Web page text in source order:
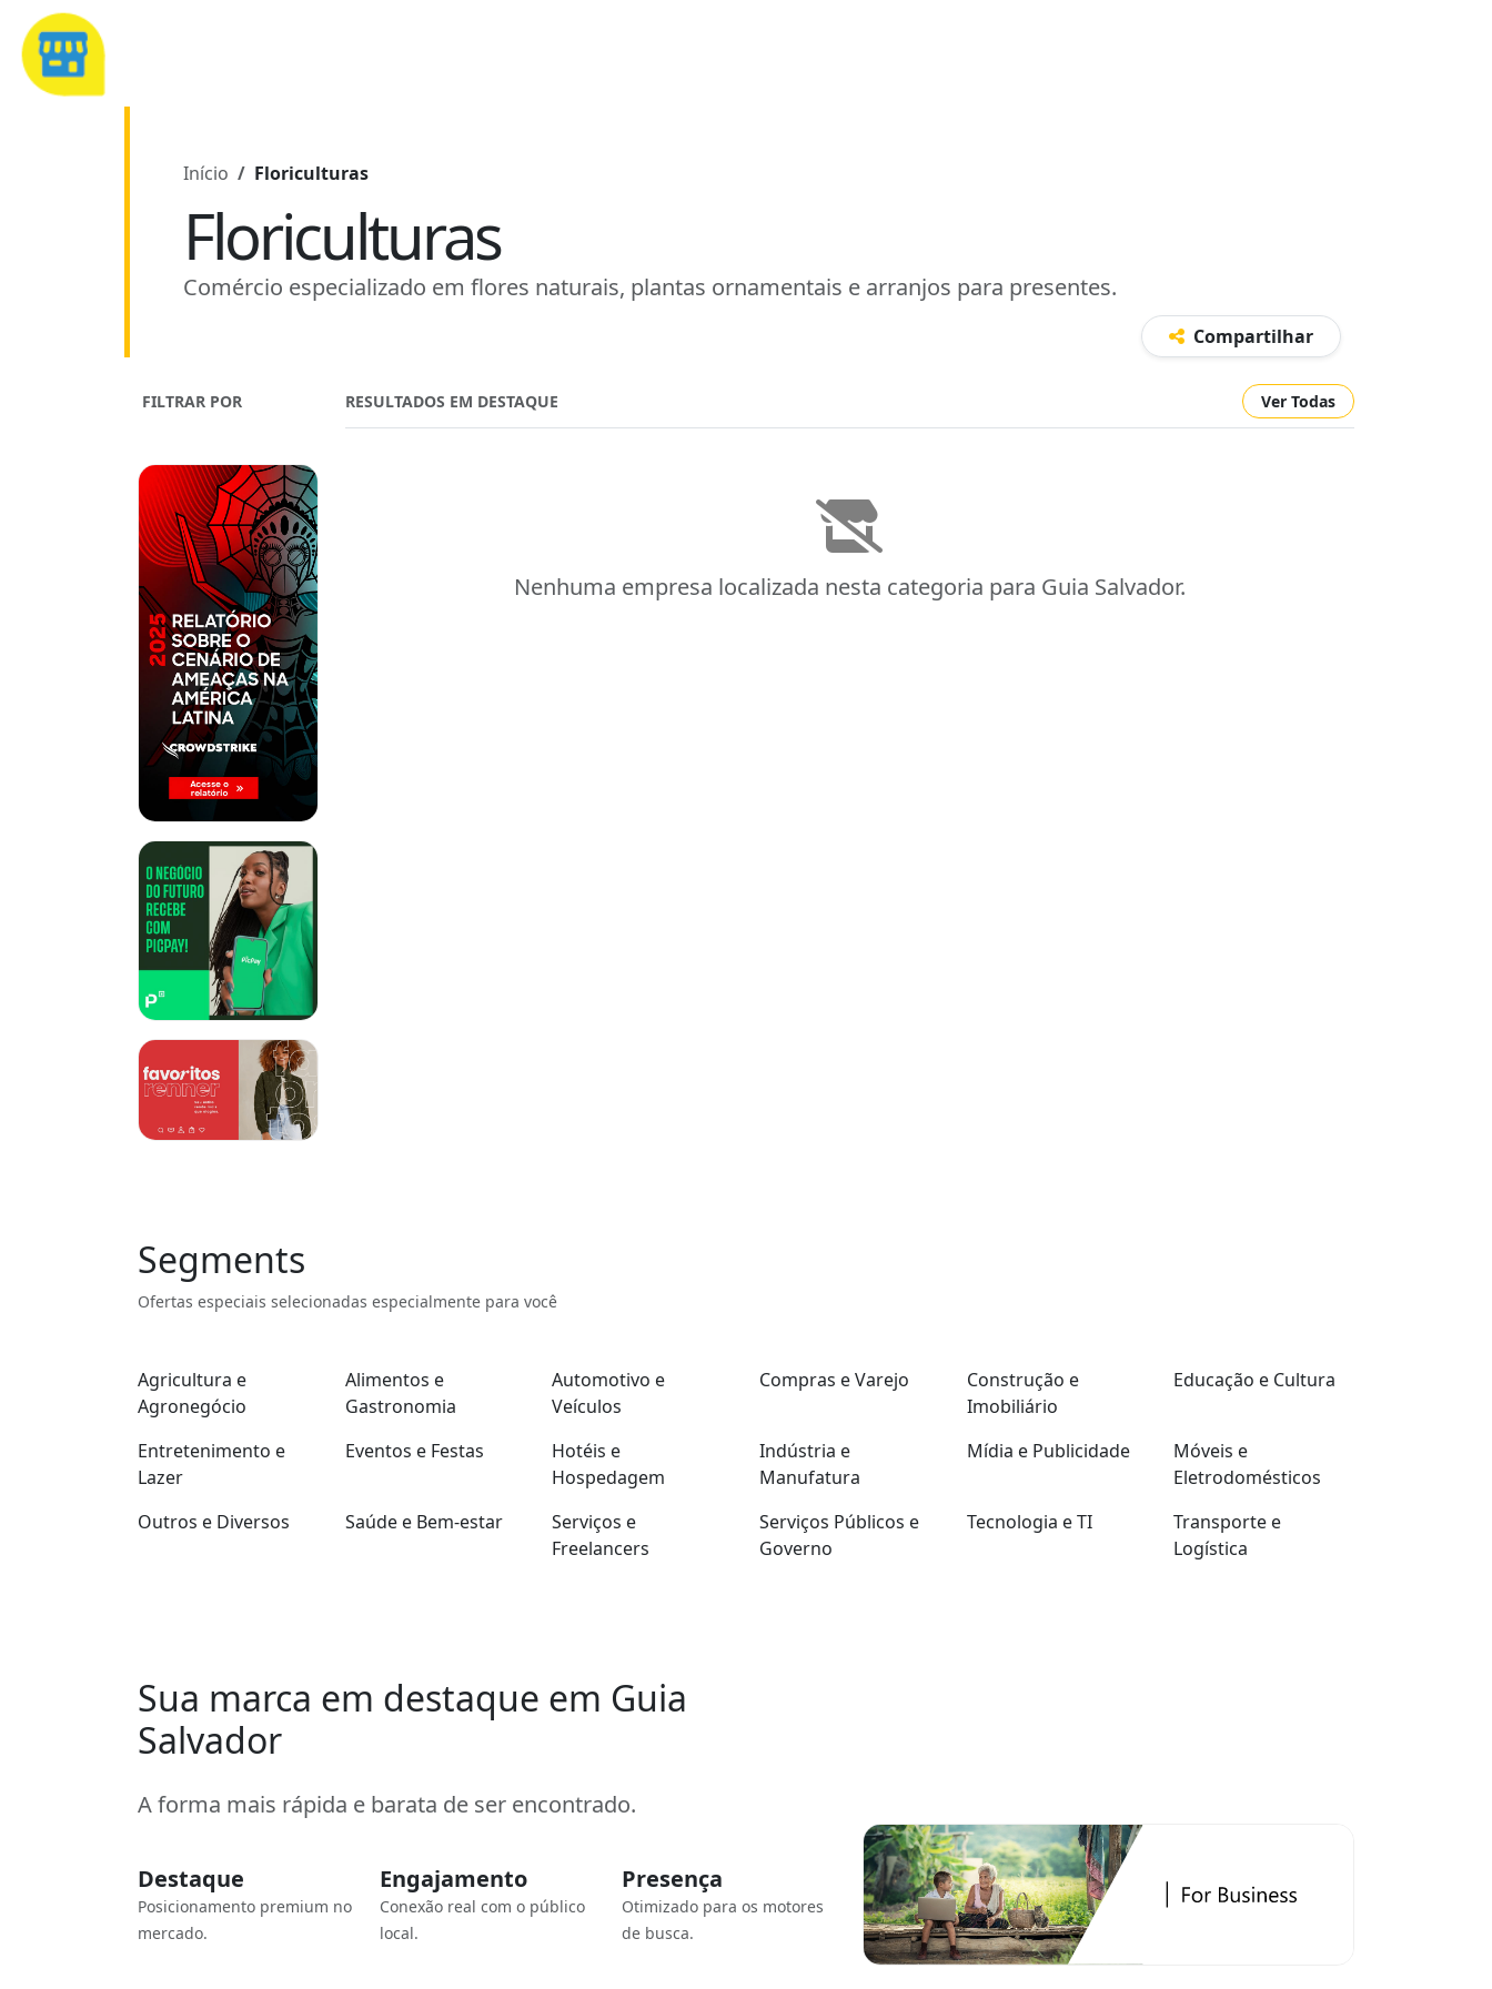
Início Floriculturas
Floriculturas
Comércio especializado em flores naturais, plantas ornamentais e arranjos para presentes.
Compartilhar
FILTRAR POR RESULTADOS EM DESTAQUE Ver Todas
Nenhuma empresa localizada nesta categoria para Guia Salvador.
Segments
Ofertas especiais selecionadas especialmente para você
Agricultura e
Agronegócio
Alimentos e
Gastronomia
Automotivo e
Veículos
Compras e Varejo
Construção e
Imobiliário
Educação e Cultura
Entretenimento e
Lazer
Eventos e Festas
Hotéis e
Hospedagem
Indústria e
Manufatura
Mídia e Publicidade
Móveis e
Eletrodomésticos
Outros e Diversos
Saúde e Bem-estar
Serviços e
Freelancers
Serviços Públicos e
Governo
Tecnologia e TI
Transporte e
Logística
Sua marca em destaque em Guia
Salvador
A forma mais rápida e barata de ser encontrado.
Destaque
Posicionamento premium no
mercado.
Engajamento
Conexão real com o público
local.
Presença
Otimizado para os motores
de busca.